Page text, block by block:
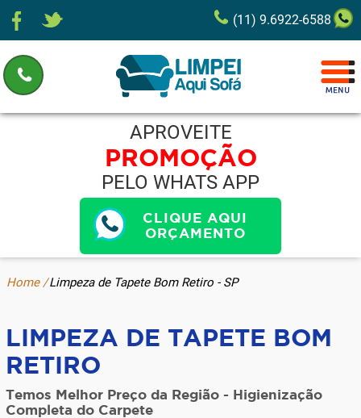
(11) 9.6922-6588
APROVEITE
PROMOÇÃO
PELO WHATS APP
CLIQUE AQUI
ORÇAMENTO
Home /Limpeza de Tapete Bom Retiro - SP
LIMPEZA DE TAPETE BOM
RETIRO
Temos Melhor Preço da Região - Higienização
Completa do Carpete